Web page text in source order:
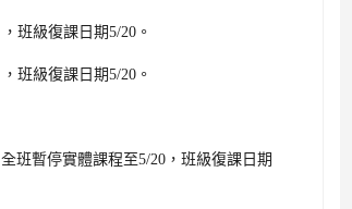
， 班級復課日期5/20。
， 班級復課日期5/20。
全班暫停實體課程至5/20，班級復課日期